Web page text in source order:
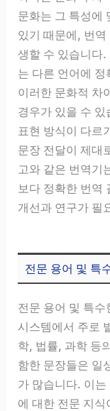
문화는 그 특성에
있기 때문에, 번
생할 수 있습니다.
는 다른 언어에
이러한 문화적 차
경우가 있을 수
표현 방식이 다르
문장 전달이 제대
고와 같은 번역기
보다 정확한 번역
개선과 연구가 필
전문 용어 및 특
전문 용어 및 특
시스템에서 주로
학, 법률, 과학 등
함한 문장들은 일
가 많습니다. 이
에 대한 전문 지